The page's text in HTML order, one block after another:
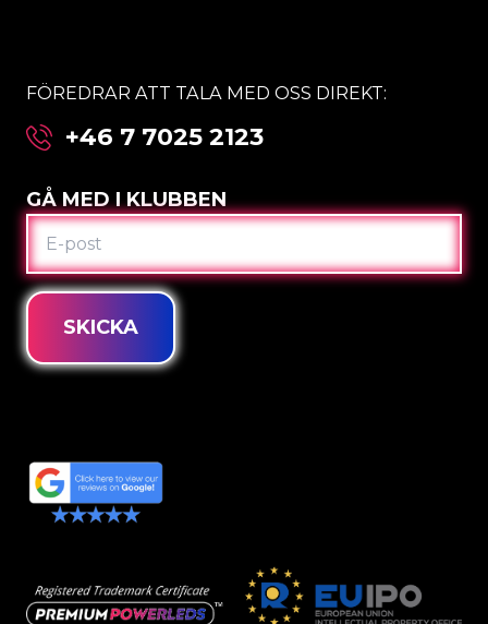
FÖREDRAR ATT TALA MED OSS DIREKT:
+46 7 7025 2123
GÅ MED I KLUBBEN
E-
POST
SKICKA